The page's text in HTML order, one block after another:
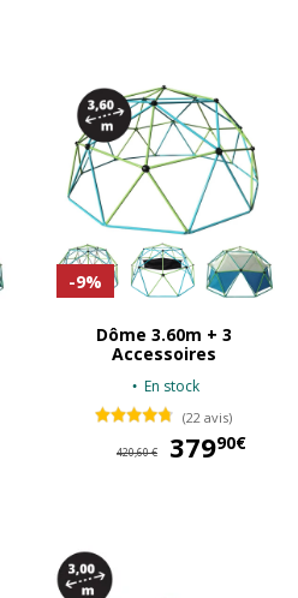
-9%
Dôme 3.60m + 3
Accessoires
En stock
(22 avis)
420,60 € 37990€